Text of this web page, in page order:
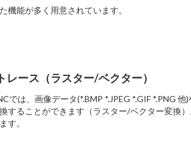
機能が多く用意されています。
レース（ラスター/ベクター）
では、画像データ(*.BMP *.JPEG *.GIF *.PNG
することができます（ラスター/ベクター変換
す。